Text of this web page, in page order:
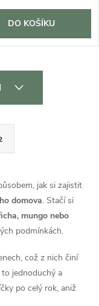
DO KOŠÍKU
jak si zajistit
domova. Stačí si
mungo nebo
podmínkách.
což z nich činí
to jednoduchý a
po celý rok, aniž